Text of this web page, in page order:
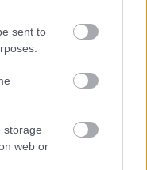
sent to
storage
web or